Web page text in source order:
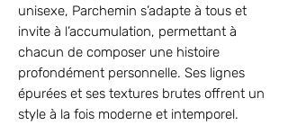
unisexe, Parchemin s’adapte à tous et
invite à l’accumulation, permettant à
chacun de composer une histoire
profondément personnelle. Ses lignes
épurées et ses textures brutes offrent un
style à la fois moderne et intemporel.